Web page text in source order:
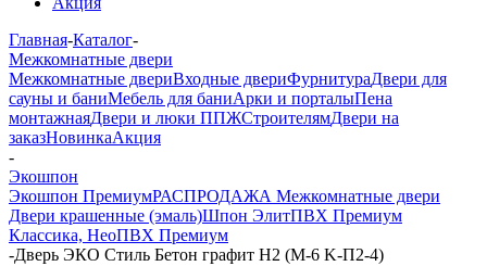
Главная-Каталог-
Межкомнатные двери
Межкомнатные двериВходные двериФурнитураДвери для
сауны и баниМебель для баниАрки и порталыПена
монтажнаяДвери и люки ППЖСтроителямДвери на
заказНовинкаАкция
-
Экошпон
Экошпон ПремиумРАСПРОДАЖА Межкомнатные двери
Двери крашенные (эмаль)Шпон ЭлитПВХ Премиум
Классика, НеоПВХ Премиум
-Дверь ЭКО Стиль Бетон графит Н2 (М-6 K-П2-4)